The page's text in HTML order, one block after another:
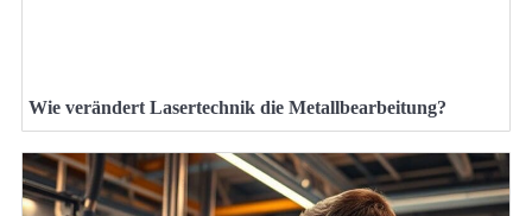
Wie verändert Lasertechnik die Metallbearbeitung?